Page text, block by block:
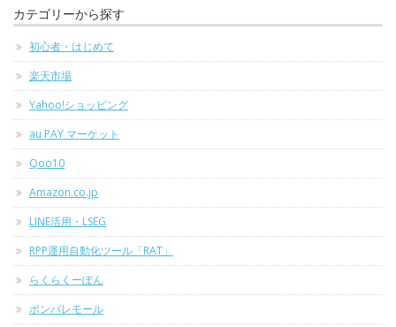
カテゴリーから探す
初心者・はじめて
楽天市場
Yahoo!ショッピング
au PAY マーケット
Qoo10
Amazon.co.jp
LINE活用・LSEG
RPP運用自動化ツール「RAT」
らくらくーぽん
ポンパレモール